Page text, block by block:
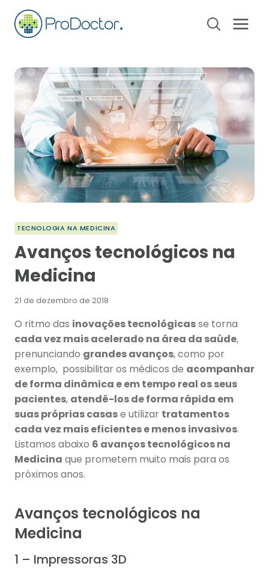
Pular
para
TECNOLOGIA NA MEDICINA
Avanços tecnológicos na
Medicina
21 de dezembro de 2018
O ritmo das inovações tecnológicasse torna
cada vez mais acelerado na área da saúde,
prenunciando grandes avanços, como por
exemplo, possibilitar os médicos de acompanhar
de forma dinâmica e em tempo real os seus
pacientes, atendê-los de forma rápida em
suas próprias casase utilizar tratamentos
cada vez mais eficientes e menos invasivos.
Listamos abaixo 6 avanços tecnológicos na
Medicina que prometem muito mais para os
próximos anos.
Avanços tecnológicos na
Medicina
1 – Impressoras 3D